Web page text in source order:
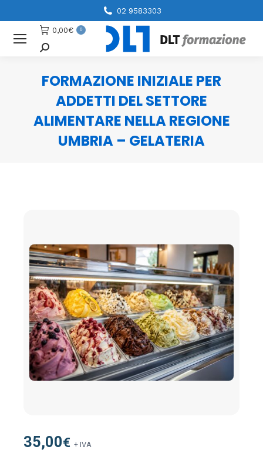
02 9583303
0,00€ 0
Cerca
FORMAZIONE INIZIALE PER
ADDETTI DEL SETTORE
ALIMENTARE NELLA REGIONE
UMBRIA – GELATERIA
35,00€ + IVA